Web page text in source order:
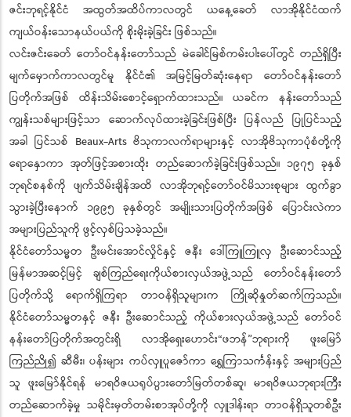
ဇင်းဘုရင့်နိုင်ငံ အထွတ်အထိပ်ကာလတွင် ယနေ့ခေတ် လာအိုနိုင်ငံထက်
ကျယ်ဝန်းသောနယ်ပယ်ကို စိုးမိုးခဲ့ခြင်း ဖြစ်သည်။
လင်းဇင်းခေတ် တော်ဝင်နန်းတော်သည် မဲခေါင်မြစ်ကမ်းပါးပေါ်တွင် တည်ရှိပြီး
မျက်မှောက်ကာလတွင်မူ နိုင်ငံ၏ အမြင့်မြတ်ဆုံးနေရာ တော်ဝင်နန်းတော်
ပြတိုက်အဖြစ် ထိန်းသိမ်းစောင့်ရှောက်ထားသည်။ ယခင်က နန်းတော်သည်
ကျွန်းသစ်များဖြင့်သာ ဆောက်လုပ်ထားခဲ့ခြင်းဖြစ်ပြီး ပြန်လည် ပြုပြင်သည့်
အခါ ပြင်သစ် Beaux-Arts ဗိသုကာလက်ရာများနှင့် လာအိုဗိသုကာပုံစံတို့ကို
ရောနှောကာ အုတ်ဖြင့်အစားထိုး တည်ဆောက်ခဲ့ခြင်းဖြစ်သည်။ ၁၉၇၅ ခုနှစ်
ဘုရင်စနစ်ကို ဖျက်သိမ်းချိန်အထိ လာအိုဘုရင့်တော်ဝင်မိသားစုများ ထွက်ခွာ
သွားခဲ့ပြီးနောက် ၁၉၉၅ ခုနှစ်တွင် အမျိုးသားပြတိုက်အဖြစ် ပြောင်းလဲကာ
အများပြည်သူကို ဖွင့်လှစ်ပြသခဲ့သည်။
နိုင်ငံတော်သမ္မတ ဦးမင်းအောင်လှိုင်နှင့် ဇနီး ဒေါ်ကြူကြူလှ ဦးဆောင်သည့်
မြန်မာအဆင့်မြင့် ချစ်ကြည်ရေးကိုယ်စားလှယ်အဖွဲ့သည် တော်ဝင်နန်းတော်
ပြတိုက်သို့ ရောက်ရှိကြရာ တာဝန်ရှိသူများက ကြိုဆိုနှုတ်ဆက်ကြသည်။
နိုင်ငံတော်သမ္မတနှင့် ဇနီး ဦးဆောင်သည့် ကိုယ်စားလှယ်အဖွဲ့သည် တော်ဝင်
နန်းတော်ပြတိုက်အတွင်းရှိ လာအိုရှေးဟောင်း“ဖဘန်”ဘုရားကို ဖူးမြော်
ကြည်ညို၍ ဆီမီး၊ ပန်းများ ကပ်လှူပူဇော်ကာ ရွှေကြာသင်္ကန်းနှင့် အများပြည်
သူ ဖူးမြော်နိုင်ရန် မာရဝိဇယရုပ်ပွားတော်မြတ်တစ်ဆူ၊ မာရဝိဇယဘုရားကြီး
တည်ဆောက်ခဲ့မှု သမိုင်းမှတ်တမ်းစာအုပ်တို့ကို လှူဒါန်းရာ တာဝန်ရှိသူတစ်ဦး